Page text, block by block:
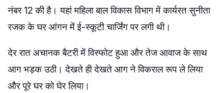
नंबर 12 की है। यहां महिला बाल विकास विभाग में कार्यरत सुनीता
रजक के घर आंगन में ई-स्कूटी चार्जिंग पर लगी थी।
देर रात अचानक बैटरी में विस्फोट हुआ और तेज आवाज के साथ
आग भड़क उठी। देखते ही देखते आग ने विकराल रूप ले लिया
और पूरे घर को घेर लिया।